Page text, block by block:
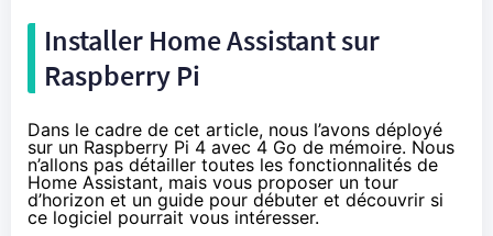
Installer Home Assistant sur
Raspberry Pi
Dans le cadre de cet article, nous l’avons déployé
sur un Raspberry Pi 4 avec 4 Go de mémoire. Nous
n’allons pas détailler toutes les fonctionnalités de
Home Assistant, mais vous proposer un tour
d’horizon et un guide pour débuter et découvrir si
ce logiciel pourrait vous intéresser.